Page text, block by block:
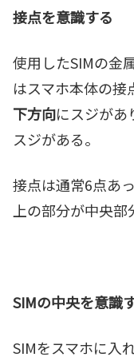
接点を意識する
使用したSIMの金
はスマホ本体の
下方向にスジが
スジがある。
接点は通常6点あ
上の部分が中央部
SIMの中央を意識
SIMをスマホに入